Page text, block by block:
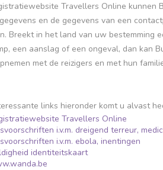
Travellers Online kunnen
en de gegevens van een
Breekt in het land van uw bestemming
een aanslag of een ongeval, dan kan
met de reizigers en met hun
links hieronder komt u alvast
Travellers Online
i.v.m. dreigend terreur,
i.v.m. ebola, inentingen
identiteitskaart